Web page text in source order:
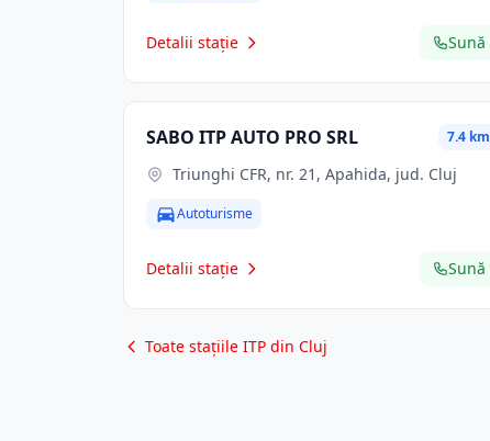
Detalii stație Sună
SABO ITP AUTO PRO SRL 7.4 km
Triunghi CFR, nr. 21, Apahida, jud. Cluj
Autoturisme
Detalii stație Sună
Toate stațiile ITP din Cluj